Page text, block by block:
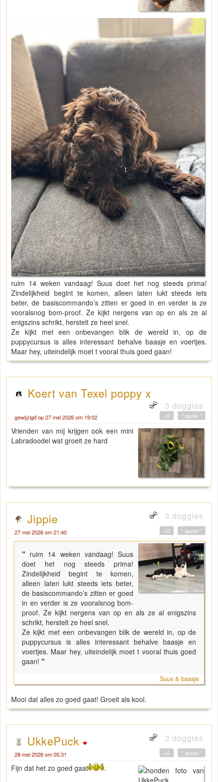
ruim 14 weken vandaag! Suus doet het nog steeds prima!
Zindelijkheid begint te komen, alleen laten lukt steeds iets
beter, de basiscommando’s zitten er goed in en verder is ze
vooralsnog bom-proof. Ze kijkt nergens van op en als ze al
enigszins schrikt, herstelt ze heel snel.
Ze kijkt met een onbevangen blik de wereld in, op de
puppycursus is alles interessant behalve baasje en voertjes.
Maar hey, uiteindelijk moet t vooral thuis goed gaan!
Koert van Texel poppy x
3 doggies
gewijzigd op 27 mei 2026 om 19:02 " quote "
+0
Vrienden van mij krijgen ook een mini
Labradoodel wat groeit ze hard
Jippie 3 doggies
27 mei 2026 om 21:40 " quote "
+0
" ruim 14 weken vandaag! Suus
doet het nog steeds prima!
Zindelijkheid begint te komen,
alleen laten lukt steeds iets beter,
de basiscommando’s zitten er goed
in en verder is ze vooralsnog bom-
proof. Ze kijkt nergens van op en als ze al enigszins
schrikt, herstelt ze heel snel.
Ze kijkt met een onbevangen blik de wereld in, op de
puppycursus is alles interessant behalve baasje en
voertjes. Maar hey, uiteindelijk moet t vooral thuis goed
gaan! "
Suus & baasje
Mooi dat alles zo goed gaat! Groeit als kool.
UkkePuck 3 doggies
28 mei 2026 om 05:31 " quote "
+0
Fijn dat het zo goed gaat .